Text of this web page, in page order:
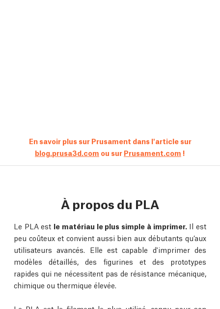
En savoir plus sur Prusament dans l'article sur
blog.prusa3d.com ou sur Prusament.com !
À propos du PLA
Le PLA est le matériau le plus simple à imprimer.Il est
peu coûteux et convient aussi bien aux débutants qu’aux
utilisateurs avancés. Elle est capable d'imprimer des
modèles détaillés, des figurines et des prototypes
rapides qui ne nécessitent pas de résistance mécanique,
chimique ou thermique élevée.